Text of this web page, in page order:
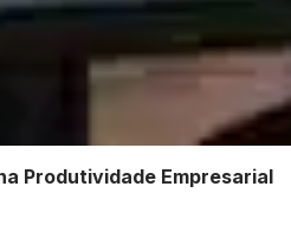
Produtividade Empresarial